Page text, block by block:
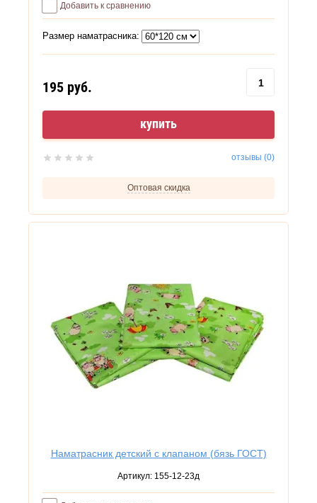
Добавить к сравнению
Размер наматрасника:
195 руб.
купить
Оптовая скидка
отзывы (0)
Наматрасник детский с клапаном (бязь ГОСТ)
Артикул: 155-12-23д